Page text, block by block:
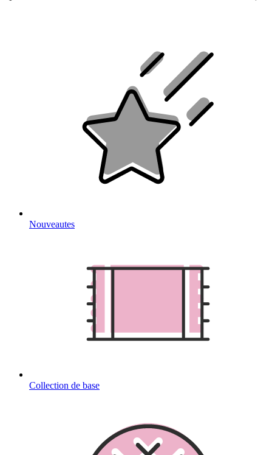
Nouveautes
Collection de base